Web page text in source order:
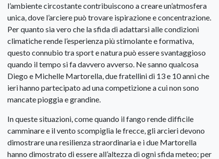
l’ambiente circostante contribuiscono a creare un’atmosfera
unica, dove l’arciere può trovare ispirazione e concentrazione.
Per quanto sia vero che la sfida di adattarsi alle condizioni
climatiche rende l’esperienza più stimolante e formativa,
questo connubio tra sport e natura può essere svantaggioso
quando il tempo si fa davvero avverso. Ne sanno qualcosa
Diego e Michelle Martorella, due fratellini di 13 e 10 anni che
ieri hanno partecipato ad una competizione a cui non sono
mancate pioggia e grandine.
In queste situazioni, come quando il fango rende difficile
camminare e il vento scompiglia le frecce, gli arcieri devono
dimostrare una resilienza straordinaria e i due Martorella
hanno dimostrato di essere all’altezza di ogni sfida meteo; per